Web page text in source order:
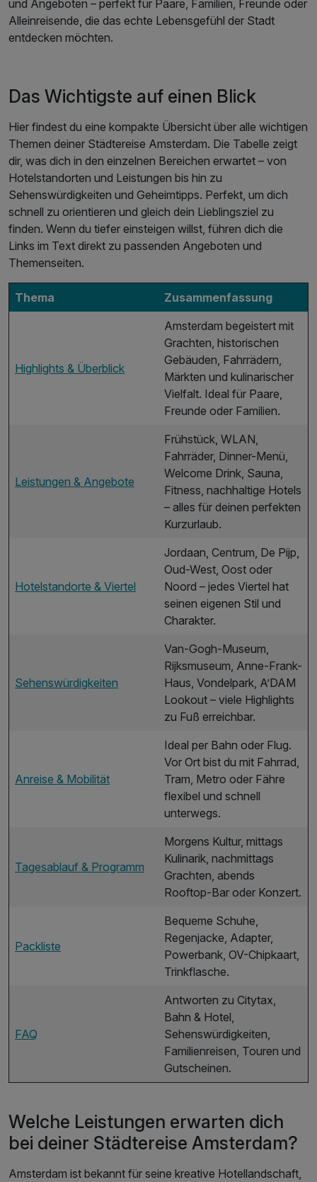
und Angeboten – perfekt für Paare, Familien, Freunde oder
Alleinreisende, die das echte Lebensgefühl der Stadt
entdecken möchten.
Das Wichtigste auf einen Blick
Hier findest du eine kompakte Übersicht über alle wichtigen
Themen deiner Städtereise Amsterdam. Die Tabelle zeigt
dir, was dich in den einzelnen Bereichen erwartet – von
Hotelstandorten und Leistungen bis hin zu
Sehenswürdigkeiten und Geheimtipps. Perfekt, um dich
schnell zu orientieren und gleich dein Lieblingsziel zu
finden. Wenn du tiefer einsteigen willst, führen dich die
Links im Text direkt zu passenden Angeboten und
Themenseiten.
Thema Zusammenfassung
Highlights & Überblick
Amsterdam begeistert mit
Grachten, historischen
Gebäuden, Fahrrädern,
Märkten und kulinarischer
Vielfalt. Ideal für Paare,
Freunde oder Familien.
Leistungen & Angebote
Frühstück, WLAN,
Fahrräder, Dinner-Menü,
Welcome Drink, Sauna,
Fitness, nachhaltige Hotels
– alles für deinen perfekten
Kurzurlaub.
Hotelstandorte & Viertel
Jordaan, Centrum, De Pijp,
Oud-West, Oost oder
Noord – jedes Viertel hat
seinen eigenen Stil und
Charakter.
Sehenswürdigkeiten
Van-Gogh-Museum,
Rijksmuseum, Anne-Frank-
Haus, Vondelpark, A’DAM
Lookout – viele Highlights
zu Fuß erreichbar.
Anreise & Mobilität
Ideal per Bahn oder Flug.
Vor Ort bist du mit Fahrrad,
Tram, Metro oder Fähre
flexibel und schnell
unterwegs.
Tagesablauf & Programm
Morgens Kultur, mittags
Kulinarik, nachmittags
Grachten, abends
Rooftop-Bar oder Konzert.
Packliste
Bequeme Schuhe,
Regenjacke, Adapter,
Powerbank, OV-Chipkaart,
Trinkflasche.
FAQ
Antworten zu Citytax,
Bahn & Hotel,
Sehenswürdigkeiten,
Familienreisen, Touren und
Gutscheinen.
Welche Leistungen erwarten dich
bei deiner Städtereise Amsterdam?
Amsterdam ist bekannt für seine kreative Hotellandschaft,